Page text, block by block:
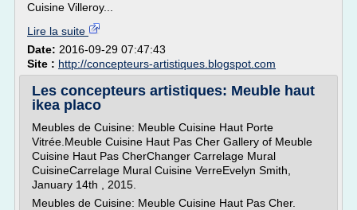
Cuisine Villeroy...
Lire la suite
Date: 2016-09-29 07:47:43
Site : http://concepteurs-artistiques.blogspot.com
Les concepteurs artistiques: Meuble haut
ikea placo
Meubles de Cuisine: Meuble Cuisine Haut Porte
Vitrée.Meuble Cuisine Haut Pas Cher Gallery of Meuble
Cuisine Haut Pas CherChanger Carrelage Mural
CuisineCarrelage Mural Cuisine VerreEvelyn Smith,
January 14th , 2015.
Meubles de Cuisine: Meuble Cuisine Haut Pas Cher.